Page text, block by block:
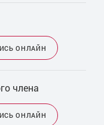
ОНЛАЙН
члена
ОНЛАЙН